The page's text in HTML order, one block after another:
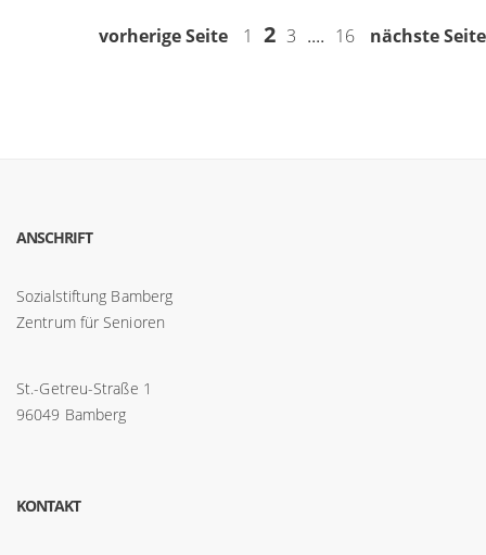
vorherige Seite 1 2 3 .... 16 nächste Seite
ANSCHRIFT
Sozialstiftung Bamberg
Zentrum für Senioren
St.-Getreu-Straße 1
96049 Bamberg
KONTAKT